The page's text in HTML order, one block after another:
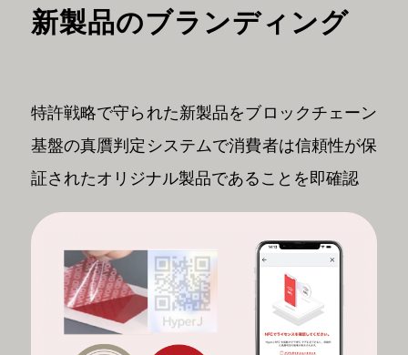
新製品のブランディング
特許戦略で守られた新製品をブロックチェーン
基盤の真贋判定システムで消費者は信頼性が保
証されたオリジナル製品であることを即確認